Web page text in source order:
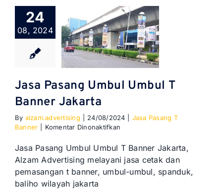
24
08, 2024
Jasa Pasang Umbul Umbul T
Banner Jakarta
By alzam.advertising 24/08/2024
Jasa Pasang T
Banner
Komentar Dinonaktifkanpada
Pasang
Umbul
T
Jasa Pasang Umbul Umbul T Banner Jakarta,
Alzam Advertising melayani jasa cetak dan
pemasangan t banner, umbul-umbul, spanduk,
baliho wilayah jakarta